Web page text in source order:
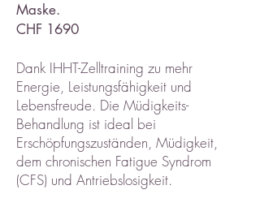
Maske.
CHF 1690
Dank IHHT-Zelltraining zu mehr
Energie, Leistungsfähigkeit und
Lebensfreude. Die Müdigkeits-
Behandlung ist ideal bei
Erschöpfungszuständen, Müdigkeit,
dem chronischen Fatigue Syndrom
(CFS) und Antriebslosigkeit.